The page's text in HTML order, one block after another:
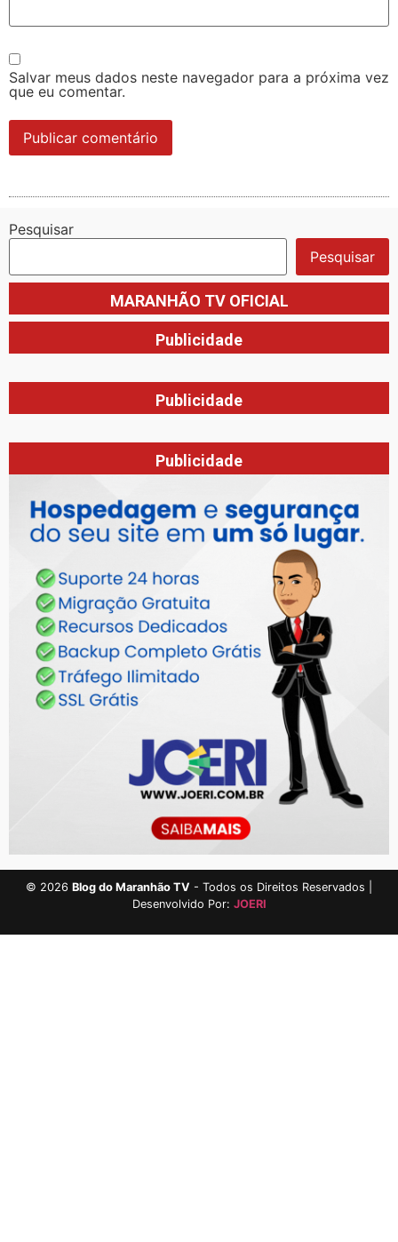
Salvar meus dados neste navegador para a próxima vez
que eu comentar.
Pesquisar
Pesquisar
MARANHÃO TV OFICIAL
Publicidade
Publicidade
Publicidade
© 2026 Blog do Maranhão TV - Todos os Direitos Reservados |
Desenvolvido Por: JOERI